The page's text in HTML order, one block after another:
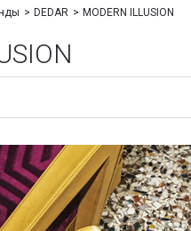
DEDAR MODERN ILLUSION